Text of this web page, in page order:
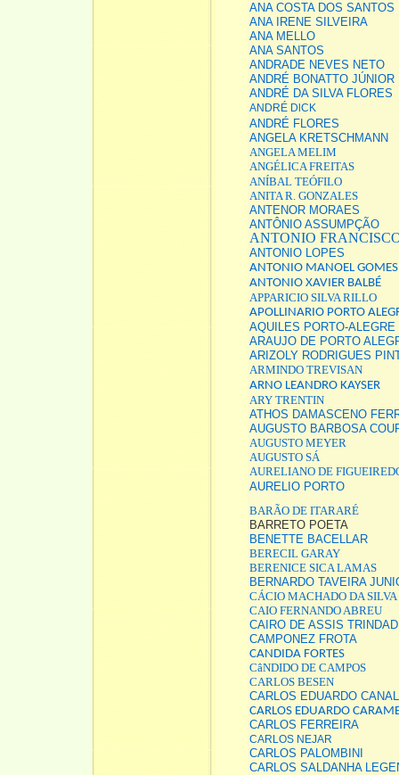
ANA COSTA DOS SANTOS
ANA IRENE SILVEIRA
ANA MELLO
ANA SANTOS
ANDRADE NEVES NETO
ANDRÉ BONATTO JÚNIOR
ANDRÉ DA SILVA FLORES
ANDRÉ DlCK
ANDRÉ FLORES
ANGELA KRETSCHMANN
ANGELA MELIM
ANGÉLICA FREITAS
ANÍBAL TEÓFILO
ANITA R. GONZALES
ANTENOR MORAES
ANTÔNIO ASSUMPÇÃO
ANTONIO
ANTONIO LOPES
ANTONIO MANOEL
ANTONIO XAVIER BALBÉ
APPARICIO SILVA RILLO
APOLLINARIO PORTO
AQUILES PORTO-ALEGRE
ARAUJO DE PORTO
ARIZOLY RODRIGUES
ARMINDO TREVISAN
ARNO LEANDRO KAYSER
ARY TRENTIN
ATHOS DAMASCENO
AUGUSTO BARBOSA
AUGUSTO MEYER
AUGUSTO SÁ
AURELIANO DE
AURELIO PORTO
BARÃO DE ITARARÉ
BARRETO POETA
BENETTE BACELLAR
BERECIL GARAY
BERENICE SICA LAMAS
BERNARDO TAVEIRA
CÁCIO MACHADO DA SILVA
CAIO FERNANDO ABREU
CAIRO DE ASSIS
CAMPONEZ FROTA
CANDIDA FORTES
CâNDIDO DE CAMPOS
CARLOS BESEN
CARLOS EDUARDO
CARLOS EDUARDO
CARLOS FERREIRA
CARLOS NEJAR
CARLOS PALOMBINI
CARLOS SALDANHA